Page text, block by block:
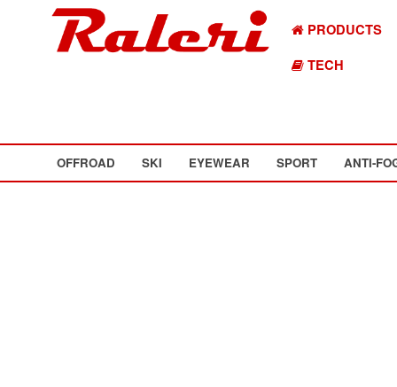
PRODUCTS
TECH
OFFROAD SKI EYEWEAR SPORT ANTI-